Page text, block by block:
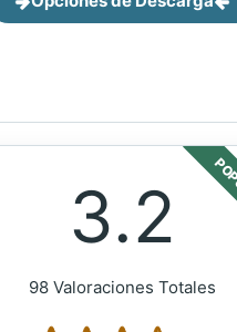
3.2
98 Valoraciones Totales